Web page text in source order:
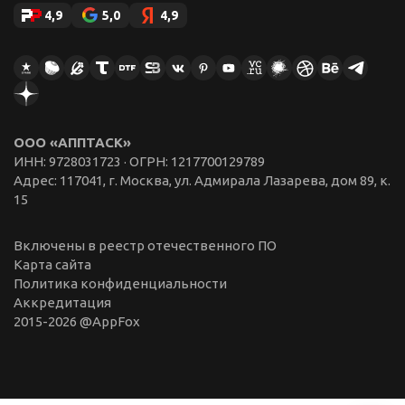
4,9 5,0 4,9
ООО «АППТАСК»
ИНН: 9728031723 · ОГРН: 1217700129789
Адрес: 117041, г. Москва, ул. Адмирала Лазарева, дом 89, к.
15
2015-2026 @AppFox
Аккредитация
Политика конфиденциальности
Карта сайта
Включены в реестр отечественного ПО